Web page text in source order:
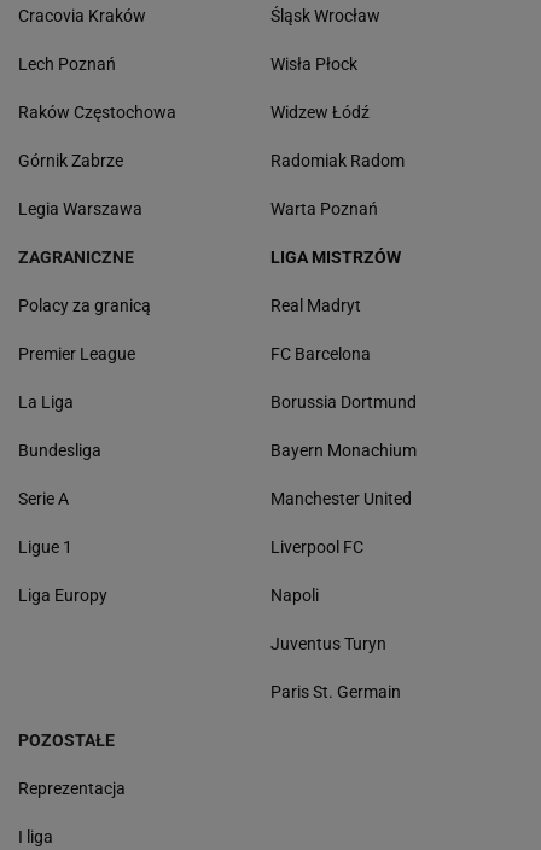
Cracovia Kraków
Lech Poznań
Raków Częstochowa
Górnik Zabrze
Legia Warszawa
Śląsk Wrocław
Wisła Płock
Widzew Łódź
Radomiak Radom
Warta Poznań
ZAGRANICZNE
Polacy za granicą
Premier League
La Liga
Bundesliga
Serie A
Ligue 1
Liga Europy
LIGA MISTRZÓW
Real Madryt
FC Barcelona
Borussia Dortmund
Bayern Monachium
Manchester United
Liverpool FC
Napoli
Juventus Turyn
Paris St. Germain
POZOSTAŁE
Reprezentacja
I liga